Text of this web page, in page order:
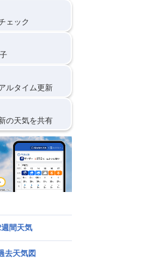
ェック
ルタイム更新
の天気を共有
週間天気
去天気図